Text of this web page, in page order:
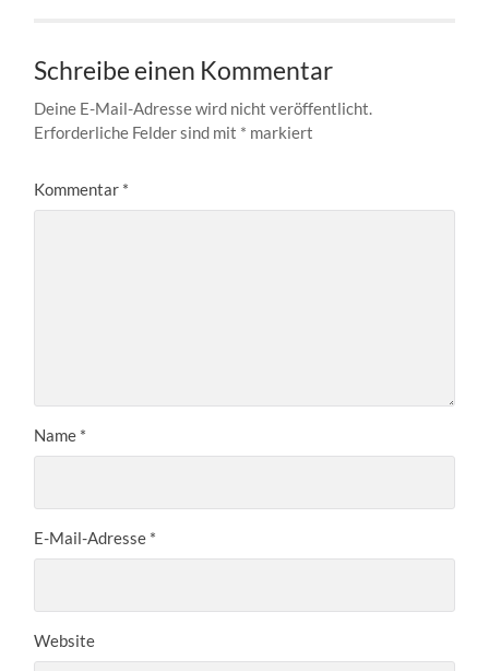
Schreibe einen Kommentar
Deine E-Mail-Adresse wird nicht veröffentlicht.
Erforderliche Felder sind mit * markiert
Kommentar *
Name *
E-Mail-Adresse *
Website